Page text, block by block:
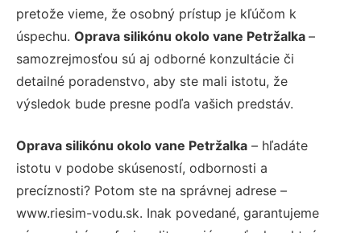
pretože vieme, že osobný prístup je kľúčom k
úspechu. Oprava silikónu okolo vane Petržalka –
samozrejmosťou sú aj odborné konzultácie či
detailné poradenstvo, aby ste mali istotu, že
výsledok bude presne podľa vašich predstáv.
Oprava silikónu okolo vane Petržalka – hľadáte
istotu v podobe skúseností, odbornosti a
precíznosti? Potom ste na správnej adrese –
www.riesim-vodu.sk. Inak povedané, garantujeme